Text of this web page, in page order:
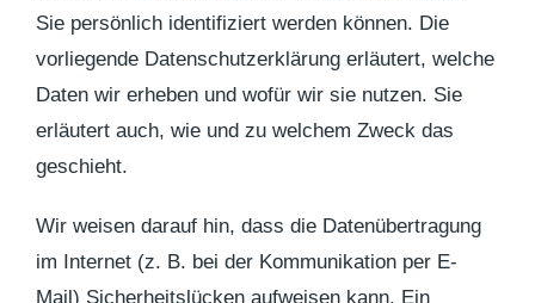
Sie persönlich identifiziert werden können. Die
vorliegende Datenschutzerklärung erläutert, welche
Daten wir erheben und wofür wir sie nutzen. Sie
erläutert auch, wie und zu welchem Zweck das
geschieht.
Wir weisen darauf hin, dass die Datenübertragung
im Internet (z. B. bei der Kommunikation per E-
Mail) Sicherheitslücken aufweisen kann. Ein